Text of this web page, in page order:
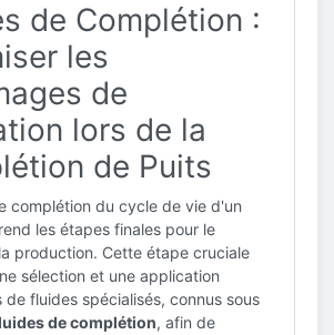
de Complétion :
les
de
lors de la
de Puits
complétion du cycle de vie d'un
les étapes finales pour le
production. Cette étape cruciale
sélection et une application
de fluides spécialisés, connus sous
de complétion, afin de